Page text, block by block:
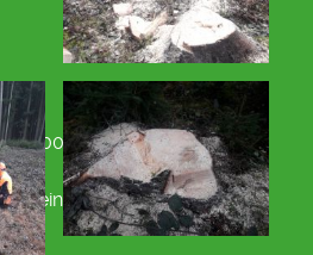
- 17.00
Vereinbarung